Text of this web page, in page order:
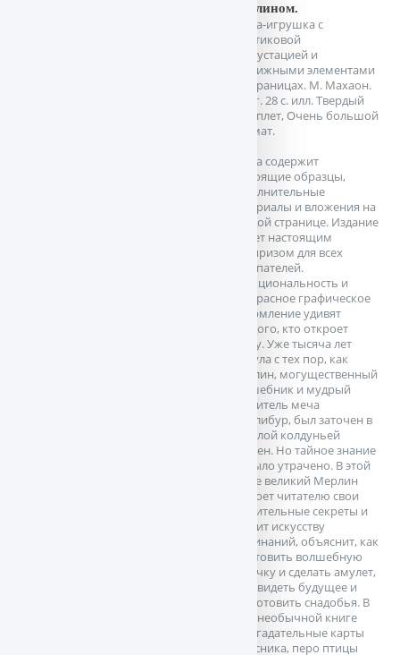
Мерлином.
Книга-игрушка с
пластиковой
инкрустацией и
подвижными элементами
на страницах. М. Махаон.
2008г. 28 с. илл. Твердый
переплет, Очень большой
формат.
Книга содержит
настоящие образцы,
дополнительные
материалы и вложения на
каждой странице. Издание
станет настоящим
сюрпризом для всех
покупателей.
Функциональность и
прекрасное графическое
оформление удивят
каждого, кто откроет
книгу. Уже тысяча лет
минула с тех пор, как
Мерлин, могущественный
волшебник и мудрый
хранитель меча
Эскалибур, был заточен в
дуб злой колдуньей
Вивиен. Но тайное знание
не было утрачено. В этой
книге великий Мерлин
откроет читателю свои
удивительные секреты и
научит искусству
заклинаний, объяснит, как
изготовить волшебную
палочку и сделать амулет,
как увидеть будущее и
приготовить снадобья. В
этой необычной книге
есть гадательные карты
кудесника, перо птицы